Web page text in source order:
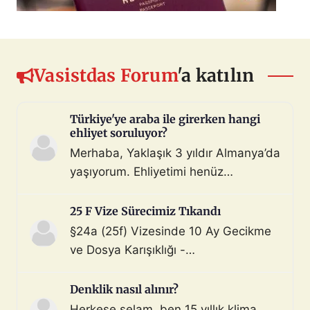
Vasistdas Forum'a katılın
Türkiye'ye araba ile girerken hangi
ehliyet soruluyor?
Merhaba, Yaklaşık 3 yıldır Almanya’da
yaşıyorum. Ehliyetimi henüz
çoktan halletmem gerekiyordu ama
maalesef yapmadım). Diyelim ki bir
araç satın aldım ve gerekli tüm
ehliyeti olan biri aracı kullanarak beni
Türkiye sınır […]
25 F Vize Sürecimiz Tıkandı
§24a (25f) Vizesinde 10 Ay Gecikme
ve Dosya Karışıklığı -
Merhaba, §24a BeschV (Profesyonel
Sürücü) vize sürecimizde 10 ayı
Denklik nasıl alınır?